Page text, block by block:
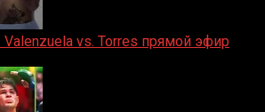
Valenzuela vs. Torres прямой эфир